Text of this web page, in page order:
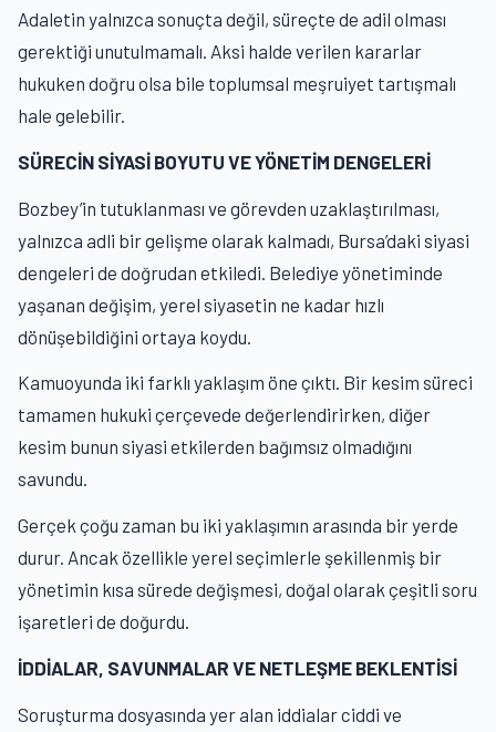
Adaletin yalnızca sonuçta değil, süreçte de adil olması
gerektiği unutulmamalı. Aksi halde verilen kararlar
hukuken doğru olsa bile toplumsal meşruiyet tartışmalı
hale gelebilir.
SÜRECİN SİYASİ BOYUTU VE YÖNETİM DENGELERİ
Bozbey’in tutuklanması ve görevden uzaklaştırılması,
yalnızca adli bir gelişme olarak kalmadı, Bursa’daki siyasi
dengeleri de doğrudan etkiledi. Belediye yönetiminde
yaşanan değişim, yerel siyasetin ne kadar hızlı
dönüşebildiğini ortaya koydu.
Kamuoyunda iki farklı yaklaşım öne çıktı. Bir kesim süreci
tamamen hukuki çerçevede değerlendirirken, diğer
kesim bunun siyasi etkilerden bağımsız olmadığını
savundu.
Gerçek çoğu zaman bu iki yaklaşımın arasında bir yerde
durur. Ancak özellikle yerel seçimlerle şekillenmiş bir
yönetimin kısa sürede değişmesi, doğal olarak çeşitli soru
işaretleri de doğurdu.
İDDİALAR, SAVUNMALAR VE NETLEŞME BEKLENTİSİ
Soruşturma dosyasında yer alan iddialar ciddi ve